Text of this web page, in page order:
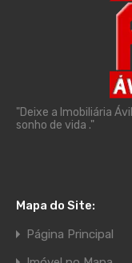
"Deixe a Imobiliária
sonho de vida ."
Mapa do Site:
Página Principal